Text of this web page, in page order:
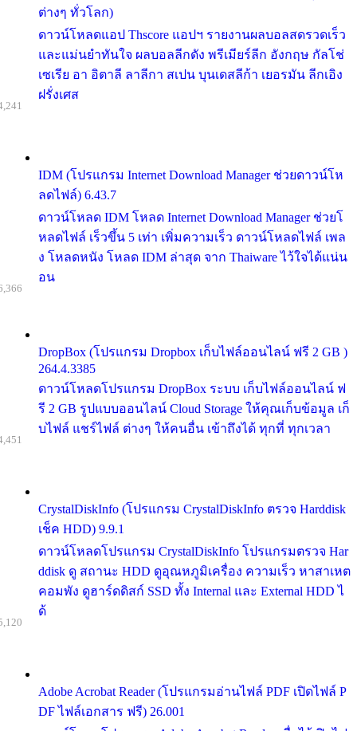
ต่างๆ ทั่วโลก)
ดาวน์โหลดแอป Thscore แอปฯ รายงานผลบอลสดรวดเร็ว
และแม่นยำทันใจ ผลบอลลีกดัง พรีเมียร์ลีก อังกฤษ กัลโช่
เซเรีย อา อิตาลี ลาลีกา สเปน บุนเดสลีก้า เยอรมัน ลีกเอิง
ฝรั่งเศส
IDM (โปรแกรม Internet Download Manager ช่วยดาวน์โห
ลดไฟล์) 6.43.7
ดาวน์โหลด IDM โหลด Internet Download Manager ช่วยโ
หลดไฟล์ เร็วขึ้น 5 เท่า เพิ่มความเร็ว ดาวน์โหลดไฟล์ เพล
ง โหลดหนัง โหลด IDM ล่าสุด จาก Thaiware ไว้ใจได้แน่น
อน
DropBox (โปรแกรม Dropbox เก็บไฟล์ออนไลน์ ฟรี 2 GB )
264.4.3385
ดาวน์โหลดโปรแกรม DropBox ระบบ เก็บไฟล์ออนไลน์ ฟ
รี 2 GB รูปแบบออนไลน์ Cloud Storage ให้คุณเก็บข้อมูล เก็
บไฟล์ แชร์ไฟล์ ต่างๆ ให้คนอื่น เข้าถึงได้ ทุกที่ ทุกเวลา
CrystalDiskInfo (โปรแกรม CrystalDiskInfo ตรวจ Harddisk
เช็ค HDD) 9.9.1
ดาวน์โหลดโปรแกรม CrystalDiskInfo โปรแกรมตรวจ Har
ddisk ดู สถานะ HDD ดูอุณหภูมิเครื่อง ความเร็ว หาสาเหต
คอมพัง ดูฮาร์ดดิสก์ SSD ทั้ง Internal และ External HDD ไ
ด้
Adobe Acrobat Reader (โปรแกรมอ่านไฟล์ PDF เปิดไฟล์ P
DF ไฟล์เอกสาร ฟรี) 26.001